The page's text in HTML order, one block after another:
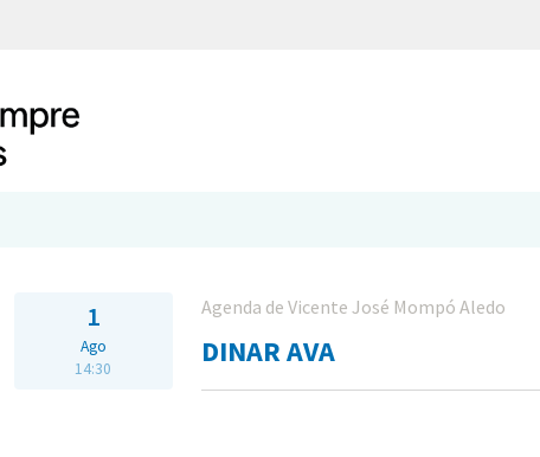
1
Ago
14:30
Agenda de Vicente José Mompó Aledo
DINAR AVA